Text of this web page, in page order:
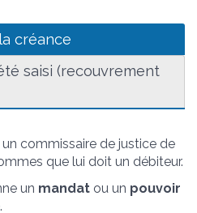
créance
saisi (recouvrement
commissaire de justice de
que lui doit un débiteur.
un mandat ou un pouvoir